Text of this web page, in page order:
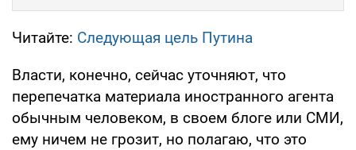
Читайте: Следующая цель Путина
Власти, конечно, сейчас уточняют, что
перепечатка материала иностранного агента
обычным человеком, в своем блоге или СМИ,
ему ничем не грозит, но полагаю, что это